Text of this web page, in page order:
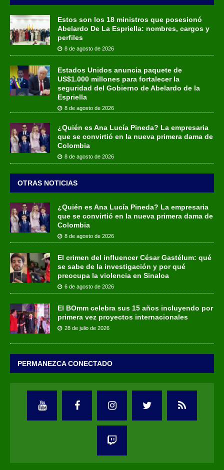
Estos son los 18 ministros que posesionó
Abelardo De La Espriella: nombres, cargos y
perfiles
8 de agosto de 2026
Estados Unidos anuncia paquete de
US$1.000 millones para fortalecer la
seguridad del Gobierno de Abelardo de la
Espriella
8 de agosto de 2026
¿Quién es Ana Lucía Pineda? La empresaria
que se convirtió en la nueva primera dama de
Colombia
8 de agosto de 2026
OTRAS NOTICIAS
¿Quién es Ana Lucía Pineda? La empresaria
que se convirtió en la nueva primera dama de
Colombia
8 de agosto de 2026
El crimen del influencer César Gastélum: qué
se sabe de la investigación y por qué
preocupa la violencia en Sinaloa
6 de agosto de 2026
El BOmm celebra sus 15 años incluyendo por
primera vez proyectos internacionales
28 de julio de 2026
PERMANEZCA CONECTADO